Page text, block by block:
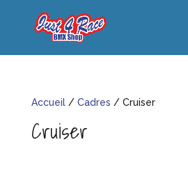
Accueil/ Cadres / Cruiser
Cruiser